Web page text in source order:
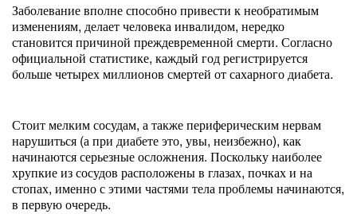
Заболевание вполне способно привести к необратимым
изменениям, делает человека инвалидом, нередко
становится причиной преждевременной смерти. Согласно
официальной статистике, каждый год регистрируется
больше четырех миллионов смертей от сахарного диабета.
Стоит мелким сосудам, а также периферическим нервам
нарушиться (а при диабете это, увы, неизбежно), как
начинаются серьезные осложнения. Поскольку наиболее
хрупкие из сосудов расположены в глазах, почках и на
стопах, именно с этими частями тела проблемы начинаются,
в первую очередь.